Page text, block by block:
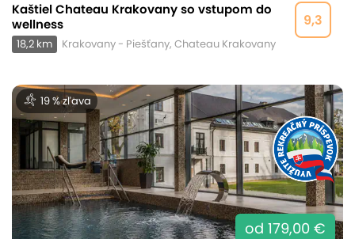
9,3
Kaštiel Chateau Krakovany so vstupom do
wellness
18,2 km Krakovany - Piešťany, Chateau Krakovany
19 % zľava
od 179,00 €